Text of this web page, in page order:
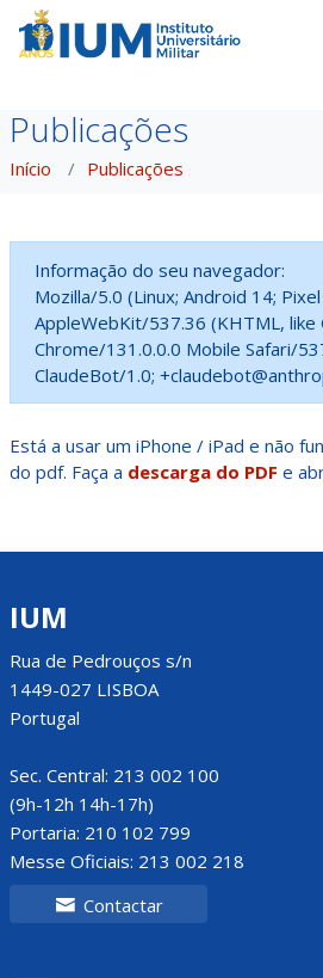
Publicações
Início Publicações
Informação do seu navegador:
Mozilla/5.0 (Linux; Android 14;
AppleWebKit/537.36 (KHTML, like
Chrome/131.0.0.0 Mobile Safari/
ClaudeBot/1.0;
Está a usar um iPhone / iPad e não
do pdf. Faça a descarga do PDF e
IUM
Rua de Pedrouços s/n
1449-027 LISBOA
Portugal
Sec. Central: 213 002 100
(9h-12h 14h-17h)
Portaria: 210 102 799
Messe Oficiais: 213 002 218
Contactar